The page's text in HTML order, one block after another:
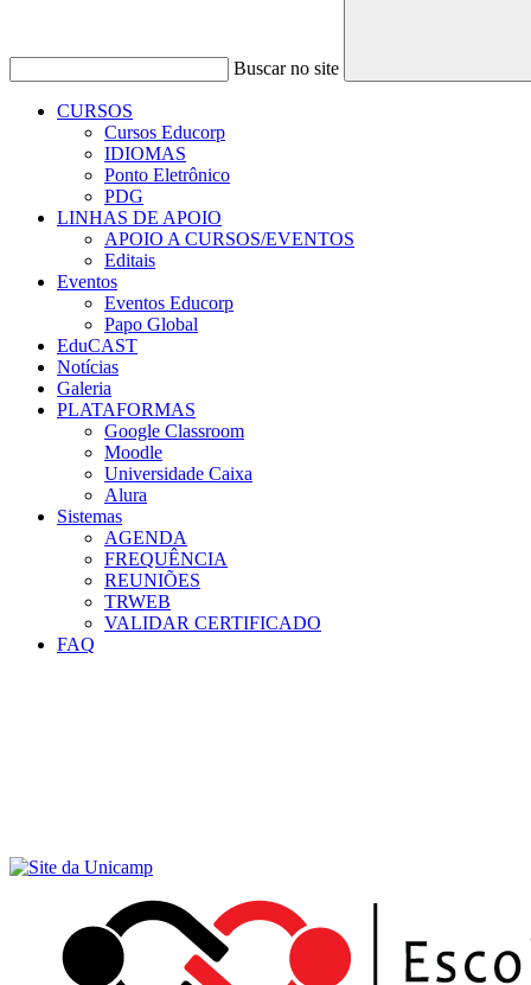
Buscar no site
CURSOS
Cursos Educorp
IDIOMAS
Ponto Eletrônico
PDG
LINHAS DE APOIO
APOIO A CURSOS/EVENTOS
Editais
Eventos
Eventos Educorp
Papo Global
EduCAST
Notícias
Galeria
PLATAFORMAS
Google Classroom
Moodle
Universidade Caixa
Alura
Sistemas
AGENDA
FREQUÊNCIA
REUNIÕES
TRWEB
VALIDAR CERTIFICADO
FAQ